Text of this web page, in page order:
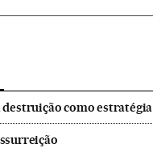
destruição como estratégia